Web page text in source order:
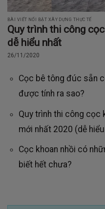
BÀI VIẾT NỔI BẬT XÂY DỰNG THỰC TẾ
Quy trình thi công
dễ hiểu nhất
26/11/2020
Cọc bê tông đúc sẵn
được tính ra sao?
Quy trình thi công cọc
mới nhất 2020 (dễ
Cọc khoan nhồi có
biết hết chưa?